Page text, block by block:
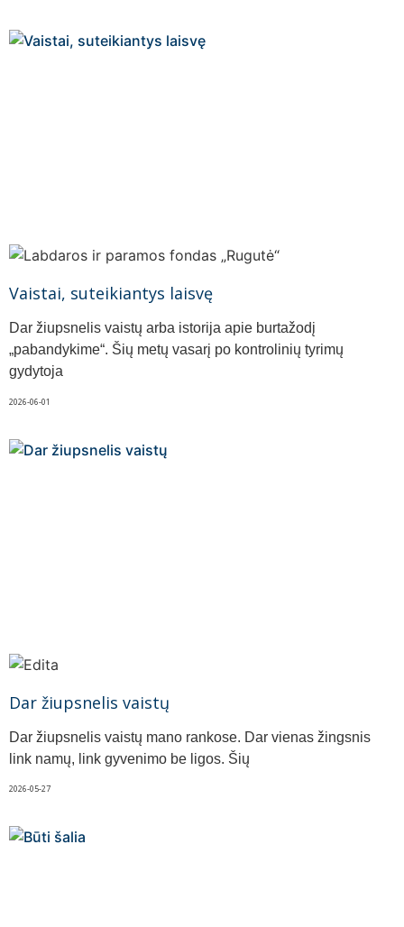
Vaistai, suteikiantys laisvę
Dar žiupsnelis vaistų arba istorija apie burtažodį
„pabandykime“. Šių metų vasarį po kontrolinių tyrimų
gydytoja
2026-06-01
Dar žiupsnelis vaistų
Dar žiupsnelis vaistų mano rankose. Dar vienas žingsnis
link namų, link gyvenimo be ligos. Šių
2026-05-27